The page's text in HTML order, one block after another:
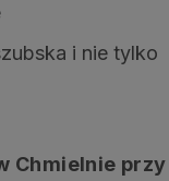
i nie tylko
Chmielnie